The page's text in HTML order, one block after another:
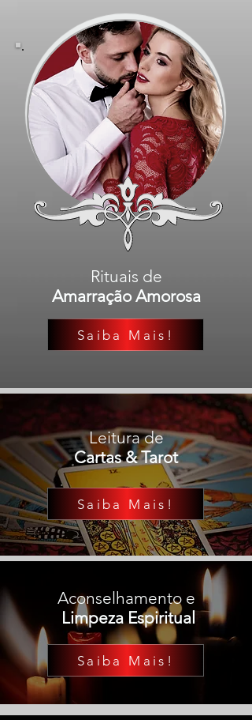
Rituais de
Amarração Amorosa
Saiba Mais!
Leitura de
Cartas & Tarot
Saiba Mais!
Aconselhamento e
Limpeza Espiritual
Saiba Mais!